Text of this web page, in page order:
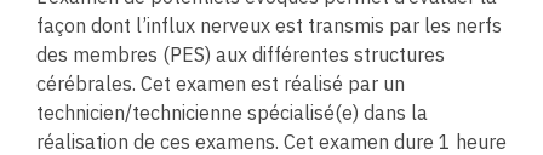
façon dont l’influx nerveux est transmis par les nerfs
des membres (PES) aux différentes structures
cérébrales. Cet examen est réalisé par un
technicien/technicienne spécialisé(e) dans la
réalisation de ces examens. Cet examen dure 1 heure